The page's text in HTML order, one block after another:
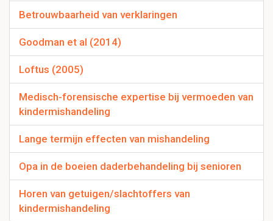
Betrouwbaarheid van verklaringen
Goodman et al (2014)
Loftus (2005)
Medisch-forensische expertise bij vermoeden van
kindermishandeling
Lange termijn effecten van mishandeling
Opa in de boeien daderbehandeling bij senioren
Horen van getuigen/slachtoffers van
kindermishandeling